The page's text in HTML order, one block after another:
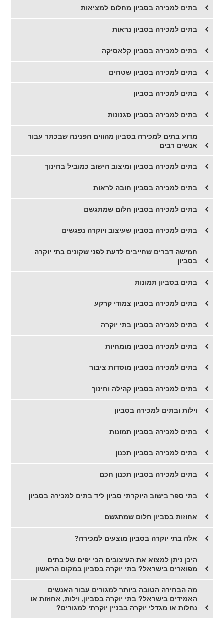
​בתים למכירה בסביון מחלום למציאות
​בתים למכירה בסביון נראות
​בתים למכירה בסביון קלאסיקה
​בתים למכירה בסביון שטחים
​בתים למכירה בסביון
בתים למכירה בסביון סגנונות
​מדוע בתים למכירה בסביון מהווים הפנינה שבכתר עבור
אנשים רבים
בתים למכירה בסביון ומיצוב הישוב כמוביל בחינוך
בתים למכירה בסביון חובה לראות
בתים למכירה בסביון חלום שמתגשם
בתים למכירה בסביון שעיצוב ויוקרה נפגשים
חמישה דברים שחייבים לדעת לפני שקונים בתי יוקרה
בסביון
בתים בסביון תמונות
בתים למכירה בסביון צמודי קרקע
בתים למכירה בסביון בתי יוקרה
בתים למכירה בסביון מומחיות
בתים למכירה בסביון מוסדות ציבור
בתים למכירה בסביון קהילה וחינוך
וילות ובתים למכירה בסביון
בתים למכירה בסביון תמונות
בתים למכירה בסביון תכנון
בתים למכירה בסביון תכנון חכם
בתי ספר בישוב היוקרתי סביון ליד בתים למכירה בסביון
אחוזות בסביון חלום שמתגשם
אלה בתי יוקרה בסביון מוצעים למכירה?
היכן ניתן למצוא את העיצובים הכי יפים של בתים
מפוארים בישראל? בתי יוקרה בסביון במקום הראשון
מה הבחירה הטובה ביותר למגורים עבור האנשים
האמידים בישראל? בתי יוקרה בסביון, וילות, אחוזות או
נחלות או מגדלי יוקרה בבניין יוקרתי למגורים?